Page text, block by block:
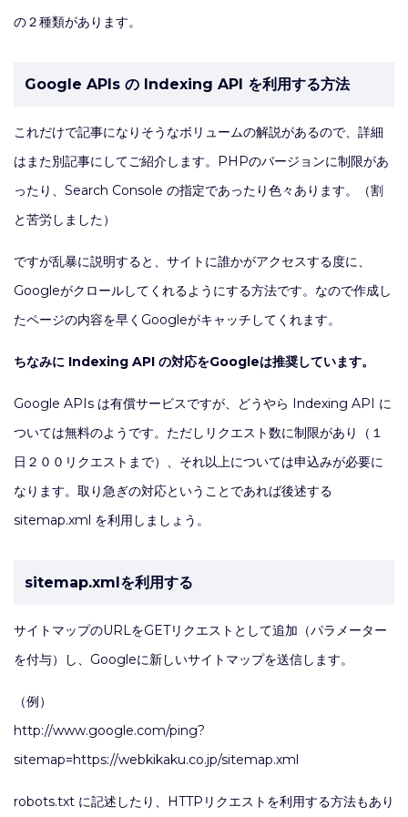
の２種類があります。
Google APIs の Indexing API を利用する方法
これだけで記事になりそうなボリュームの解説があるので、詳細
はまた別記事にしてご紹介します。PHPのバージョンに制限があ
ったり、Search Console の指定であったり色々あります。（割
と苦労しました）
ですが乱暴に説明すると、サイトに誰かがアクセスする度に、
Googleがクロールしてくれるようにする方法です。なので作成し
たページの内容を早くGoogleがキャッチしてくれます。
ちなみに Indexing API の対応をGoogleは推奨しています。
Google APIs は有償サービスですが、どうやら Indexing API に
ついては無料のようです。ただしリクエスト数に制限があり（１
日２００リクエストまで）、それ以上については申込みが必要に
なります。取り急ぎの対応ということであれば後述する
sitemap.xml を利用しましょう。
sitemap.xmlを利用する
サイトマップのURLをGETリクエストとして追加（パラメーター
を付与）し、Googleに新しいサイトマップを送信します。
（例）
http://www.google.com/ping?
sitemap=https://webkikaku.co.jp/sitemap.xml
robots.txt に記述したり、HTTPリクエストを利用する方法もあり